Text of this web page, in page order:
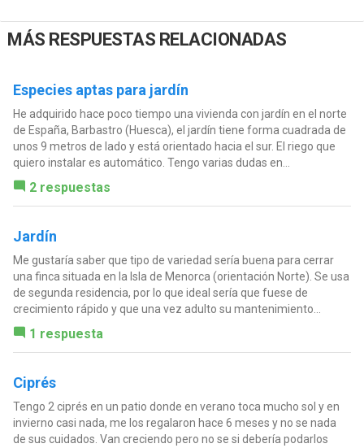
MÁS RESPUESTAS RELACIONADAS
Especies aptas para jardín
He adquirido hace poco tiempo una vivienda con jardín en el norte
de España, Barbastro (Huesca), el jardín tiene forma cuadrada de
unos 9 metros de lado y está orientado hacia el sur. El riego que
quiero instalar es automático. Tengo varias dudas en...
2 respuestas
Jardín
Me gustaría saber que tipo de variedad sería buena para cerrar
una finca situada en la Isla de Menorca (orientación Norte). Se usa
de segunda residencia, por lo que ideal sería que fuese de
crecimiento rápido y que una vez adulto su mantenimiento...
1 respuesta
Ciprés
Tengo 2 ciprés en un patio donde en verano toca mucho sol y en
invierno casi nada, me los regalaron hace 6 meses y no se nada
de sus cuidados. Van creciendo pero no se si debería podarlos